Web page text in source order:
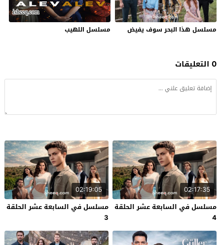
مسلسل هذا البحر سوف يفيض مسلسل اللهيب
0 التعليقات
02:17:35
مسلسل في السابعة عشر الحلقة
4
02:19:05
مسلسل في السابعة عشر الحلقة
3